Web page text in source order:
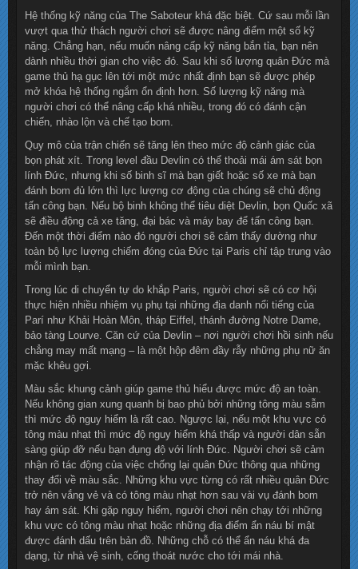
Hệ thống kỹ năng của The Saboteur khá đặc biệt. Cứ sau mỗi lần
vượt qua thử thách người chơi sẽ được nâng điểm một số kỹ
năng. Chẳng hạn, nếu muốn nâng cấp kỹ năng bắn tỉa, bạn nên
dành nhiều thời gian cho việc đó. Sau khi số lượng quân Đức mà
game thủ hạ gục lên tới một mức nhất định bạn sẽ được phép
mở khóa hệ thống ngắm ổn định hơn. Số lượng kỹ năng mà
người chơi có thể nâng cấp khá nhiều, trong đó có đánh cận
chiến, nhào lộn và chế tạo bom.
Quy mô của trận chiến sẽ tăng lên theo mức độ cảnh giác của
bọn phát xít. Trong level đầu Devlin có thể thoải mái ám sát bọn
lính Đức, nhưng khi số binh sĩ mà bạn giết hoặc số xe mà bạn
đánh bom đủ lớn thì lực lượng cơ động của chúng sẽ chủ động
tấn công bạn. Nếu bộ binh không thể tiêu diệt Devlin, bọn Quốc xã
sẽ điều động cả xe tăng, đại bác và máy bay để tấn công bạn.
Đến một thời điểm nào đó người chơi sẽ cảm thấy dường như
toàn bộ lực lượng chiếm đóng của Đức tại Paris chỉ tập trung vào
mỗi mình bạn.
Trong lúc di chuyển tự do khắp Paris, người chơi sẽ có cơ hội
thực hiện nhiều nhiệm vụ phụ tại những địa danh nổi tiếng của
Parí như Khải Hoàn Môn, tháp Eiffel, thánh đường Notre Dame,
bảo tàng Lourve. Căn cứ của Devlin – nơi người chơi hồi sinh nếu
chẳng may mất mạng – là một hộp đêm đầy rẫy những phụ nữ ăn
mặc khêu gợi.
Màu sắc khung cảnh giúp game thủ hiểu được mức độ an toàn.
Nếu không gian xung quanh bị bao phủ bởi những tông màu sẫm
thì mức độ nguy hiểm là rất cao. Ngược lại, nếu một khu vực có
tông màu nhạt thì mức độ nguy hiểm khá thấp và người dân sẵn
sàng giúp đỡ nếu bạn đụng độ với lính Đức. Người chơi sẽ cảm
nhận rõ tác động của việc chống lại quân Đức thông qua những
thay đổi về màu sắc. Những khu vực từng có rất nhiều quân Đức
trở nên vắng vẻ và có tông màu nhạt hơn sau vài vụ đánh bom
hay ám sát. Khi gặp nguy hiểm, người chơi nên chạy tới những
khu vực có tông màu nhạt hoặc những địa điểm ẩn náu bí mật
được đánh dấu trên bản đồ. Những chỗ có thể ẩn náu khá đa
dạng, từ nhà vệ sinh, cống thoát nước cho tới mái nhà.